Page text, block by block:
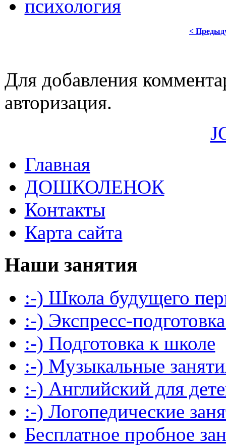
психология
<
Для добавления
авторизация.
Главная
ДОШКОЛЕНОК
Контакты
Карта сайта
Наши занятия
:-) Школа будущего
:-) Экспресс-
:-) Подготовка к школе
:-) Музыкальные
:-) Английский для
:-) Логопедические
Бесплатное пробное